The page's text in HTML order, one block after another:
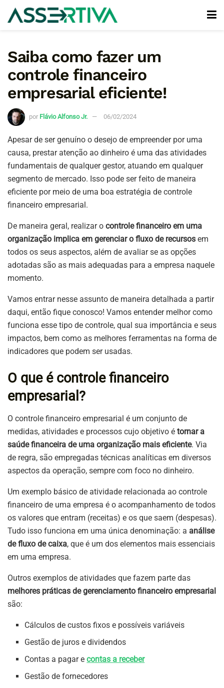
Saiba como fazer um
controle financeiro
empresarial eficiente!
por Flávio Alfonso Jr. 06/02/2024
Apesar de ser genuíno o desejo de empreender por uma
causa, prestar atenção ao dinheiro é uma das atividades
fundamentais de qualquer gestor, atuando em qualquer
segmento de mercado. Isso pode ser feito de maneira
eficiente por meio de uma boa estratégia de controle
financeiro empresarial.
De maneira geral, realizar o controle financeiro em uma
organização implica em gerenciar o fluxo de recursos em
todos os seus aspectos, além de avaliar se as opções
adotadas são as mais adequadas para a empresa naquele
momento.
Vamos entrar nesse assunto de maneira detalhada a partir
daqui, então fique conosco! Vamos entender melhor como
funciona esse tipo de controle, qual sua importância e seus
impactos, bem como as melhores ferramentas na forma de
indicadores que podem ser usadas.
O que é controle financeiro
empresarial?
O controle financeiro empresarial é um conjunto de
medidas, atividades e processos cujo objetivo é tornar a
saúde financeira de uma organização mais eficiente. Via
de regra, são empregadas técnicas analíticas em diversos
aspectos da operação, sempre com foco no dinheiro.
Um exemplo básico de atividade relacionada ao controle
financeiro de uma empresa é o acompanhamento de todos
os valores que entram (receitas) e os que saem (despesas).
Tudo isso funciona em uma única denominação: a análise
de fluxo de caixa, que é um dos elementos mais essenciais
em uma empresa.
Outros exemplos de atividades que fazem parte das
melhores práticas de gerenciamento financeiro empresarial
são:
Cálculos de custos fixos e possíveis variáveis
Gestão de juros e dividendos
Contas a pagar econtas a receber
Gestão de fornecedores